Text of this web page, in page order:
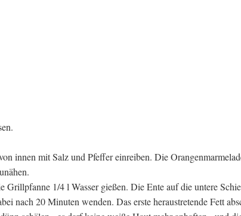
innen mit Salz und Pfeffer einreiben. Die
1/4 l Wasser gießen. Die Ente auf die untere
nach 20 Minuten wenden. Das erste heraustretende Fett